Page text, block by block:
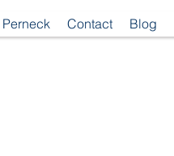
Perneck Contact Blog